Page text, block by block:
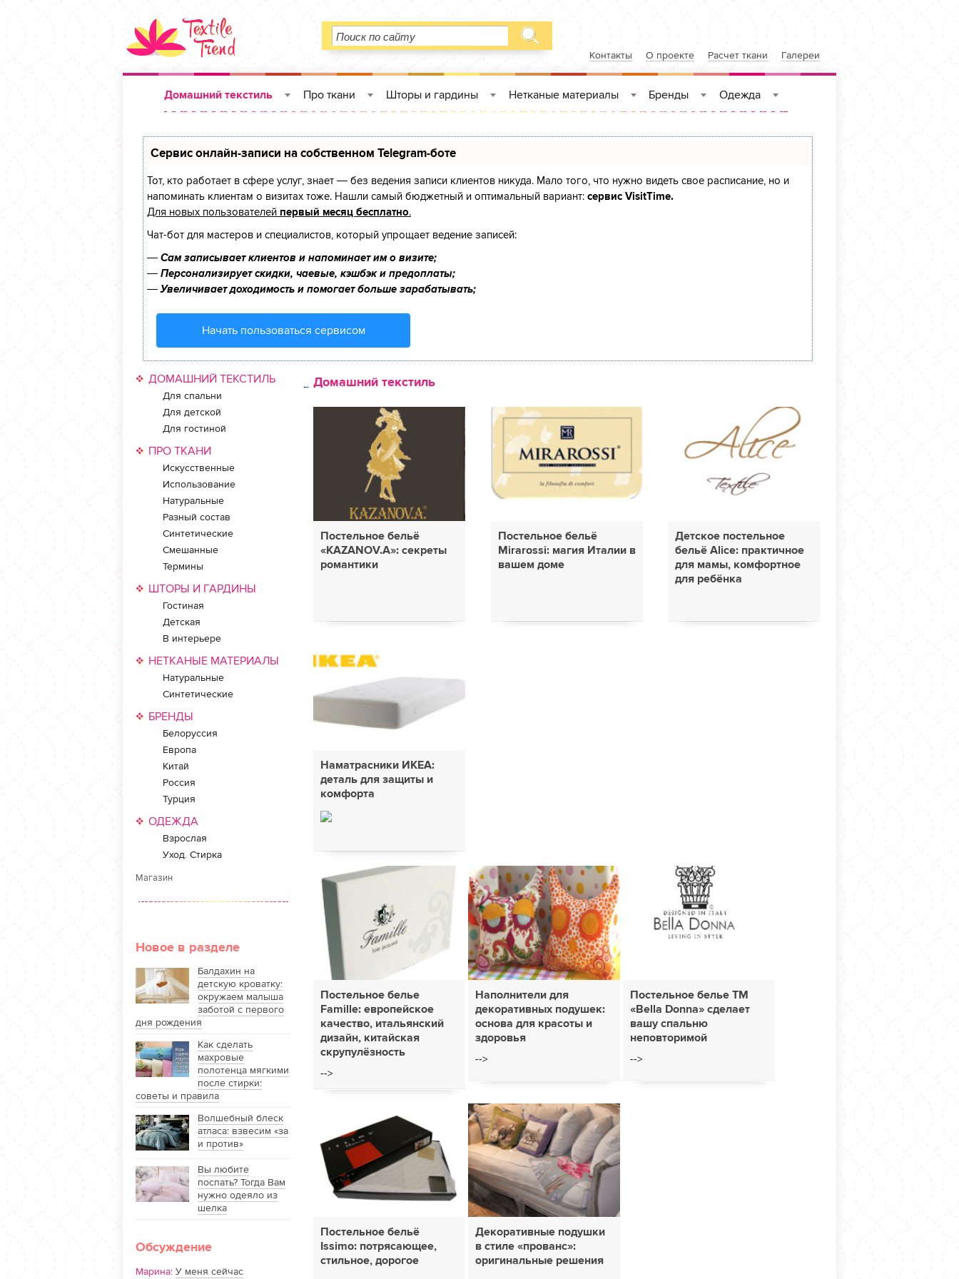
Контакты О проекте Расчет ткани Галереи
Домашний текстиль Про ткани Шторы и гардины Нетканые материалы Бренды Одежда
Сервис онлайн-записи на собственном Telegram-боте
Тот, кто работает в сфере услуг, знает — без ведения записи клиентов никуда. Мало того, что нужно видеть свое расписание, но и
напоминать клиентам о визитах тоже. Нашли самый бюджетный и оптимальный вариант: сервис VisitTime.
Для новых пользователей первый месяц бесплатно.
Чат-бот для мастеров и специалистов, который упрощает ведение записей:
— Сам записывает клиентов и напоминает им о визите;
— Персонализирует скидки, чаевые, кэшбэк и предоплаты;
—Увеличивает доходимость и помогает больше зарабатывать;
Начать пользоваться сервисом
ДОМАШНИЙ ТЕКСТИЛЬ
Для спальни
Для детской
Для гостиной
ПРО ТКАНИ
Искусственные
Использование
Натуральные
Разный состав
Синтетические
Смешанные
Термины
ШТОРЫ И ГАРДИНЫ
Гостиная
Детская
В интерьере
НЕТКАНЫЕ МАТЕРИАЛЫ
Натуральные
Синтетические
БРЕНДЫ
Белоруссия
Европа
Китай
Россия
Турция
ОДЕЖДА
Взрослая
Уход. Стирка
Магазин
Новое в разделе
Балдахин на
детскую кроватку:
окружаем малыша
заботой с первого
дня рождения
Как сделать
махровые
полотенца мягкими
после стирки:
советы и правила
Волшебный блеск
атласа: взвесим «за
и против»
Вы любите
поспать? Тогда Вам
нужно одеяло из
шелка
Обсуждение
Марина: У меня сейчас
Домашний текстиль
Постельное бельё
«KAZANOV.A»: секреты
романтики
Постельное бельё
Mirarossi: магия Италии в
вашем доме
Детское постельное
бельё Alice: практичное
для мамы, комфортное
для ребёнка
Наматрасники ИКЕА:
деталь для защиты и
комфорта
Постельное белье
Famille: европейское
качество, итальянский
дизайн, китайская
скрупулёзность
-->
Наполнители для
декоративных подушек:
основа для красоты и
здоровья
-->
Постельное белье ТМ
«Bella Donna» сделает
вашу спальню
неповторимой
-->
Постельное бельё
Issimo: потрясающее,
стильное, дорогое
Декоративные подушки
в стиле «прованс»:
оригинальные решения
←